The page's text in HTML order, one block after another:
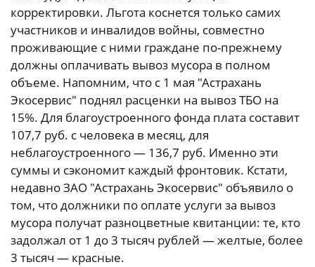
корректировки. Льгота коснется только самих
участников и инвалидов войны, совместно
проживающие с ними граждане по-прежнему
должны оплачивать вывоз мусора в полном
объеме. Напомним, что с 1 мая "Астрахань
Экосервис" поднял расценки на вывоз ТБО на
15%. Для благоустроенного фонда плата составит
107,7 руб. с человека в месяц, для
неблагоустроенного — 136,7 руб. Именно эти
суммы и сэкономит каждый фронтовик. Кстати,
недавно ЗАО "Астрахань Экосервис" объявило о
том, что должники по оплате услуги за вывоз
мусора получат разноцветные квитанции: те, кто
задолжал от 1 до 3 тысяч рублей — желтые, более
3 тысяч — красные.